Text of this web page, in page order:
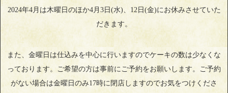
2024年4月は木曜日のほか4月3日(水)、12日(金)にお休みさせていた
だきます。
また、金曜日は仕込みを中心に行いますのでケーキの数は少なくな
っております。ご希望の方は事前にご予約をお願いします。ご予約
がない場合は金曜日のみ17時に閉店しますのでお気をつけくださ